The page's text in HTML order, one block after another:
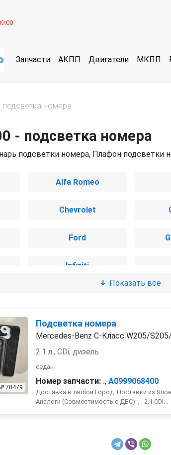
Запчасти АКПП Двигатели МКПП
подсветка номера
- подсветка номера
подсветки номера, Плафон подсветки
Alfa Romeo
Chevrolet
Ford
Infiniti
Mazda
Nissan
Renault
Smart
Показать все
70479
Подсветка номера
Mercedes-Benz C-Класс W205/
2.1 л., CDi, дизель
седан
Номер запчасти: .,A0999068400
Доставка в любой Город. Поставки из
Аналоги (Совместимость с ДВС): , . 2.1 CDI. .